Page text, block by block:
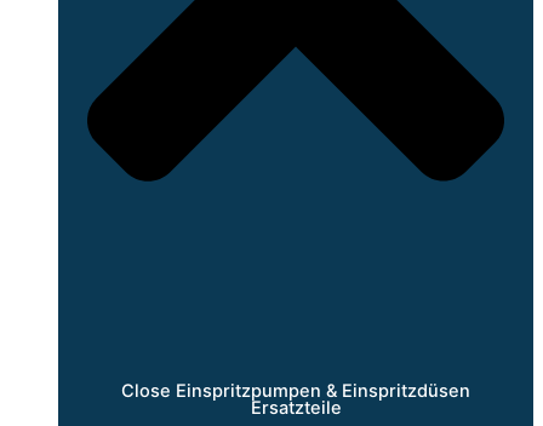
Close Einspritzpumpen & Einspritzdüsen
Ersatzteile